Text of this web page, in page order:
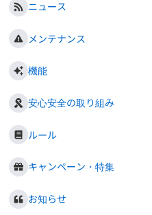
ニュース
メンテナンス
機能
安心安全の取り組み
ルール
キャンペーン・特集
お知らせ